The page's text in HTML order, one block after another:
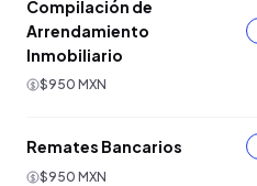
Compilación de
Arrendamiento
Inmobiliario
$950 MXN
Remates Bancarios
$950 MXN